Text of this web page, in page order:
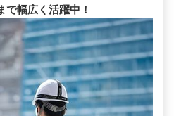
で幅広く活躍中！